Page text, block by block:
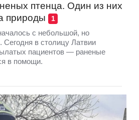
птенца. Один из них
природы
1
с небольшой, но
Сегодня в столицу Латвии
пациентов — раненые
в помощи.